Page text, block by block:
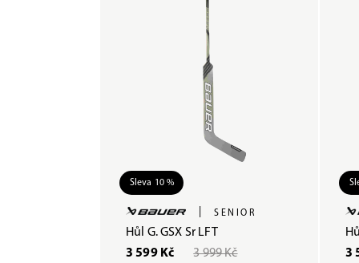
Sleva 10 %
SENIOR
Hůl G. GSX Sr LFT
3 599 Kč
3 999 Kč
3